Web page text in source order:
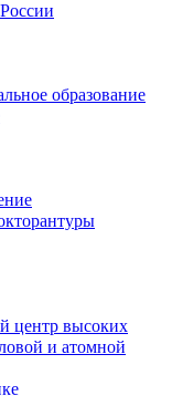
образование
центр высоких
и атомной